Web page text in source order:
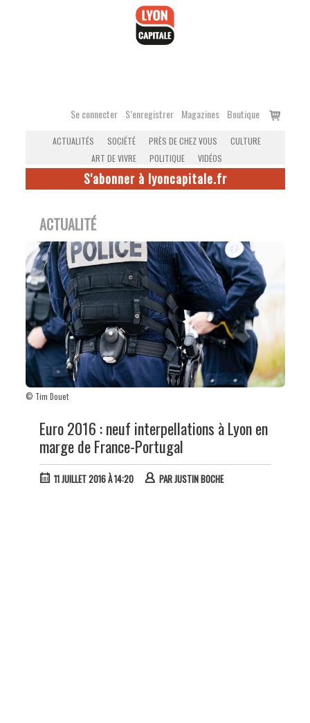
Se connecter S’enregistrer Magazines Boutique
Voir
ACTUALITÉS SOCIÉTÉ PRÈS DE CHEZ VOUS
CULTURE
ART DE VIVRE
POLITIQUE VIDÉOS
S'abonner à lyoncapitale.fr
ACTUALITÉ
© Tim Douet
Euro 2016 : neuf interpellations à Lyon en
marge de France-Portugal
11 JUILLET 2016 À 14:20 PARJUSTIN BOCHE